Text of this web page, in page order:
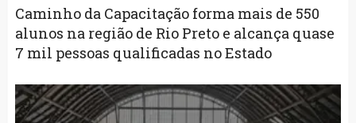
Caminho da Capacitação forma mais de 550
alunos na região de Rio Preto e alcança quase
7 mil pessoas qualificadas no Estado